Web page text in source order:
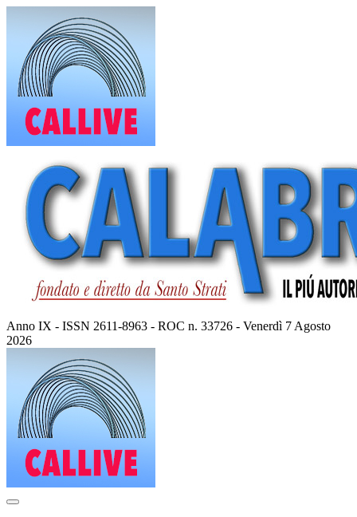
contenuto
Anno IX - ISSN 2611-8963 - ROC n. 33726 - Venerdì 7 Agosto
2026